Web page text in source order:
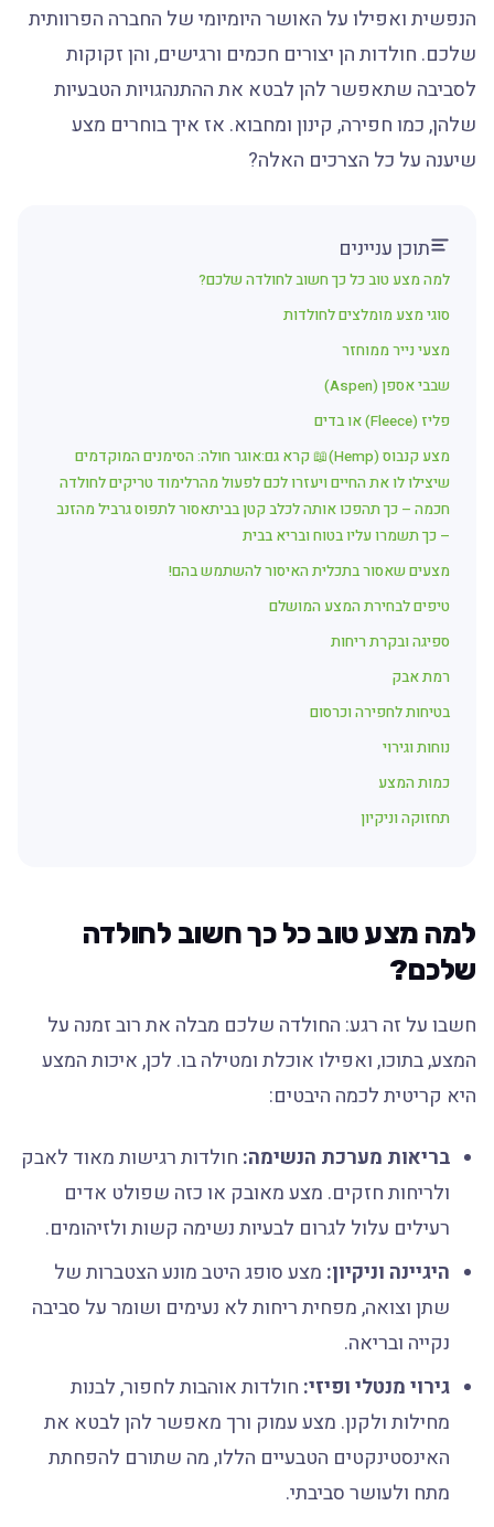
הנפשית ואפילו על האושר היומיומי של החברה הפרוותית
שלכם. חולדות הן יצורים חכמים ורגישים, והן זקוקות
לסביבה שתאפשר להן לבטא את ההתנהגויות הטבעיות
שלהן, כמו חפירה, קינון ומחבוא. אז איך בוחרים מצע
שיענה על כל הצרכים האלה?
תוכן עניינים
למה מצע טוב כל כך חשוב לחולדה שלכם?
סוגי מצע מומלצים לחולדות
מצעי נייר ממוחזר
שבבי אספן (Aspen)
פליז (Fleece) או בדים
מצע קנבוס (Hemp)📖 קרא גם:אוגר חולה: הסימנים המוקדמים
שיצילו לו את החיים ויעזרו לכם לפעול מהרלימוד טריקים לחולדה
חכמה – כך תהפכו אותה לכלב קטן בביתאסור לתפוס גרביל מהזנב
– כך תשמרו עליו בטוח ובריא בבית
מצעים שאסור בתכלית האיסור להשתמש בהם!
טיפים לבחירת המצע המושלם
ספיגה ובקרת ריחות
רמת אבק
בטיחות לחפירה וכרסום
נוחות וגירוי
כמות המצע
תחזוקה וניקיון
למה מצע טוב כל כך חשוב לחולדה
שלכם?
חשבו על זה רגע: החולדה שלכם מבלה את רוב זמנה על
המצע, בתוכו, ואפילו אוכלת ומטילה בו. לכן, איכות המצע
היא קריטית לכמה היבטים:
בריאות מערכת הנשימה:חולדות רגישות מאוד לאבק
ולריחות חזקים. מצע מאובק או כזה שפולט אדים
רעילים עלול לגרום לבעיות נשימה קשות ולזיהומים.
היגיינה וניקיון:מצע סופג היטב מונע הצטברות של
שתן וצואה, מפחית ריחות לא נעימים ושומר על סביבה
נקייה ובריאה.
גירוי מנטלי ופיזי:חולדות אוהבות לחפור, לבנות
מחילות ולקנן. מצע עמוק ורך מאפשר להן לבטא את
האינסטינקטים הטבעיים הללו, מה שתורם להפחתת
מתח ולעושר סביבתי.